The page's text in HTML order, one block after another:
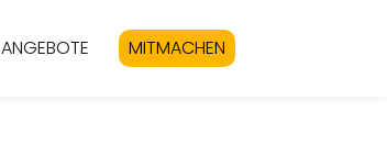
ANGEBOTE MITMACHEN